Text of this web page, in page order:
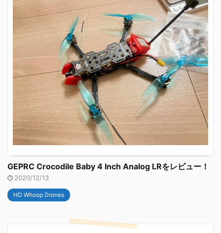
GEPRC Crocodile Baby 4 Inch Analog LRをレビュー！
2020/12/13
HD Whoop Drones